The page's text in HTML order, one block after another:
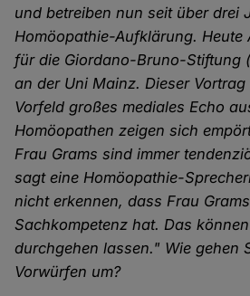
und betreiben nun seit über drei
Homöopathie-Aufklärung. Heute
für die Giordano-Bruno-Stiftung
an der Uni Mainz. Dieser
Vorfeld großes mediales Echo
Homöopathen zeigen sich
Frau Grams sind immer
sagt eine Homöopathie-
nicht erkennen, dass Frau
Sachkompetenz hat. Das
durchgehen lassen." Wie gehen
Vorwürfen um?